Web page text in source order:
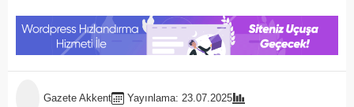
Gazete Akkent Yayınlama: 23.07.2025